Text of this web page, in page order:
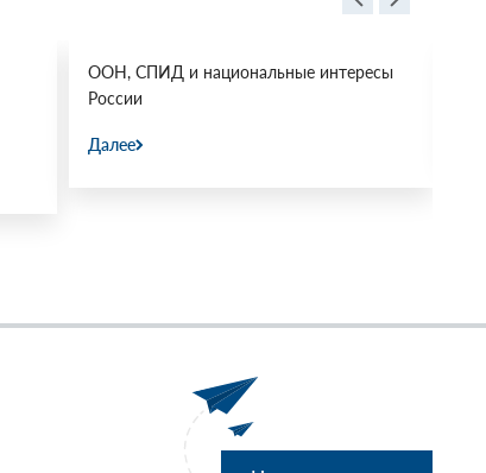
ООН, СПИД и национальные интересы
России
Далее